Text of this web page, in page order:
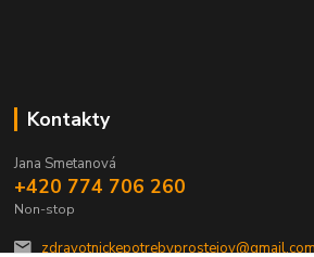
Kontakty
Jana Smetanová
+420 774 706 260
Non-stop